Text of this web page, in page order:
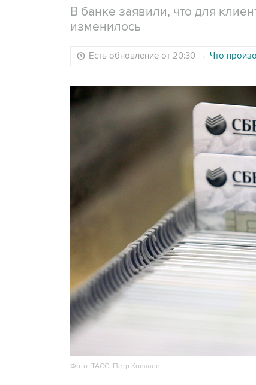
В банке заявили, что для
изменилось
Есть обновление от 20:30 → Что
Фото: ТАСС, Петр Ковалев